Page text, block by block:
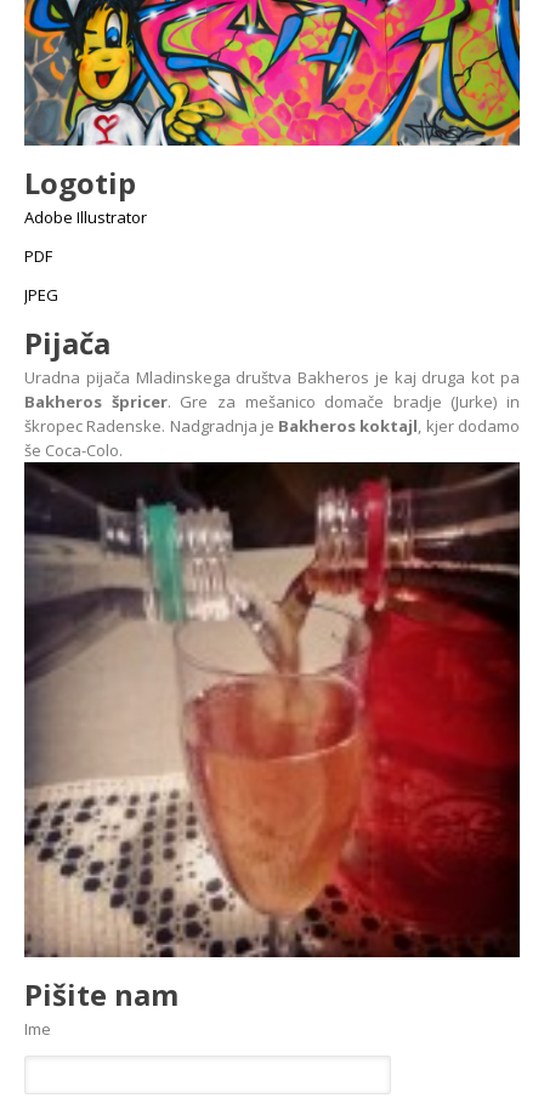
Logotip
Adobe Illustrator
PDF
JPEG
Pijača
Uradna pijača Mladinskega društva Bakheros je kaj druga kot pa
Bakheros špricer. Gre za mešanico domače bradje (Jurke) in
škropec Radenske. Nadgradnja je Bakheros koktajl, kjer dodamo
še Coca-Colo.
Pišite nam
Ime